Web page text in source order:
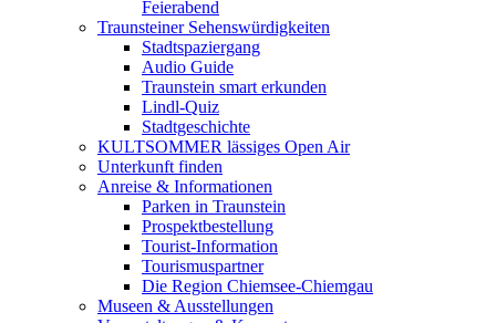
Feierabend
Traunsteiner Sehenswürdigkeiten
Stadtspaziergang
Audio Guide
Traunstein smart erkunden
Lindl-Quiz
Stadtgeschichte
KULTSOMMER lässiges Open Air
Unterkunft finden
Anreise & Informationen
Parken in Traunstein
Prospektbestellung
Tourist-Information
Tourismuspartner
Die Region Chiemsee-Chiemgau
Museen & Ausstellungen